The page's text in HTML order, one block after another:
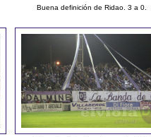
Buena definición de Ridao. 3 a 0.